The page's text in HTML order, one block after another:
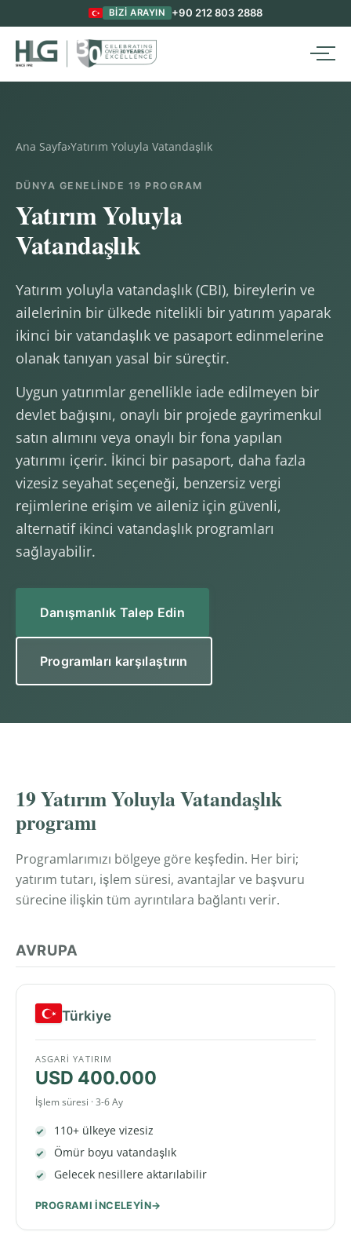
BIZI ARAYIN +90 212 803 2888
Ana Sayfa›Yatırım Yoluyla Vatandaşlık
DÜNYA GENELINDE 19 PROGRAM
Yatırım Yoluyla
Vatandaşlık
Yatırım yoluyla vatandaşlık (CBI), bireylerin ve
ailelerinin bir ülkede nitelikli bir yatırım yaparak
ikinci bir vatandaşlık ve pasaport edinmelerine
olanak tanıyan yasal bir süreçtir.
Uygun yatırımlar genellikle iade edilmeyen bir
devlet bağışını, onaylı bir projede gayrimenkul
satın alımını veya onaylı bir fona yapılan
yatırımı içerir. İkinci bir pasaport, daha fazla
vizesiz seyahat seçeneği, benzersiz vergi
rejimlerine erişim ve aileniz için güvenli,
alternatif ikinci vatandaşlık programları
sağlayabilir.
Danışmanlık Talep Edin
Programları karşılaştırın
19 Yatırım Yoluyla Vatandaşlık
programı
Programlarımızı bölgeye göre keşfedin. Her biri;
yatırım tutarı, işlem süresi, avantajlar ve başvuru
sürecine ilişkin tüm ayrıntılara bağlantı verir.
AVRUPA
Türkiye
ASGARI YATIRIM
USD 400.000
İşlem süresi · 3-6 Ay
110+ ülkeye vizesiz
Ömür boyu vatandaşlık
Gelecek nesillere aktarılabilir
PROGRAMI INCELEYIN